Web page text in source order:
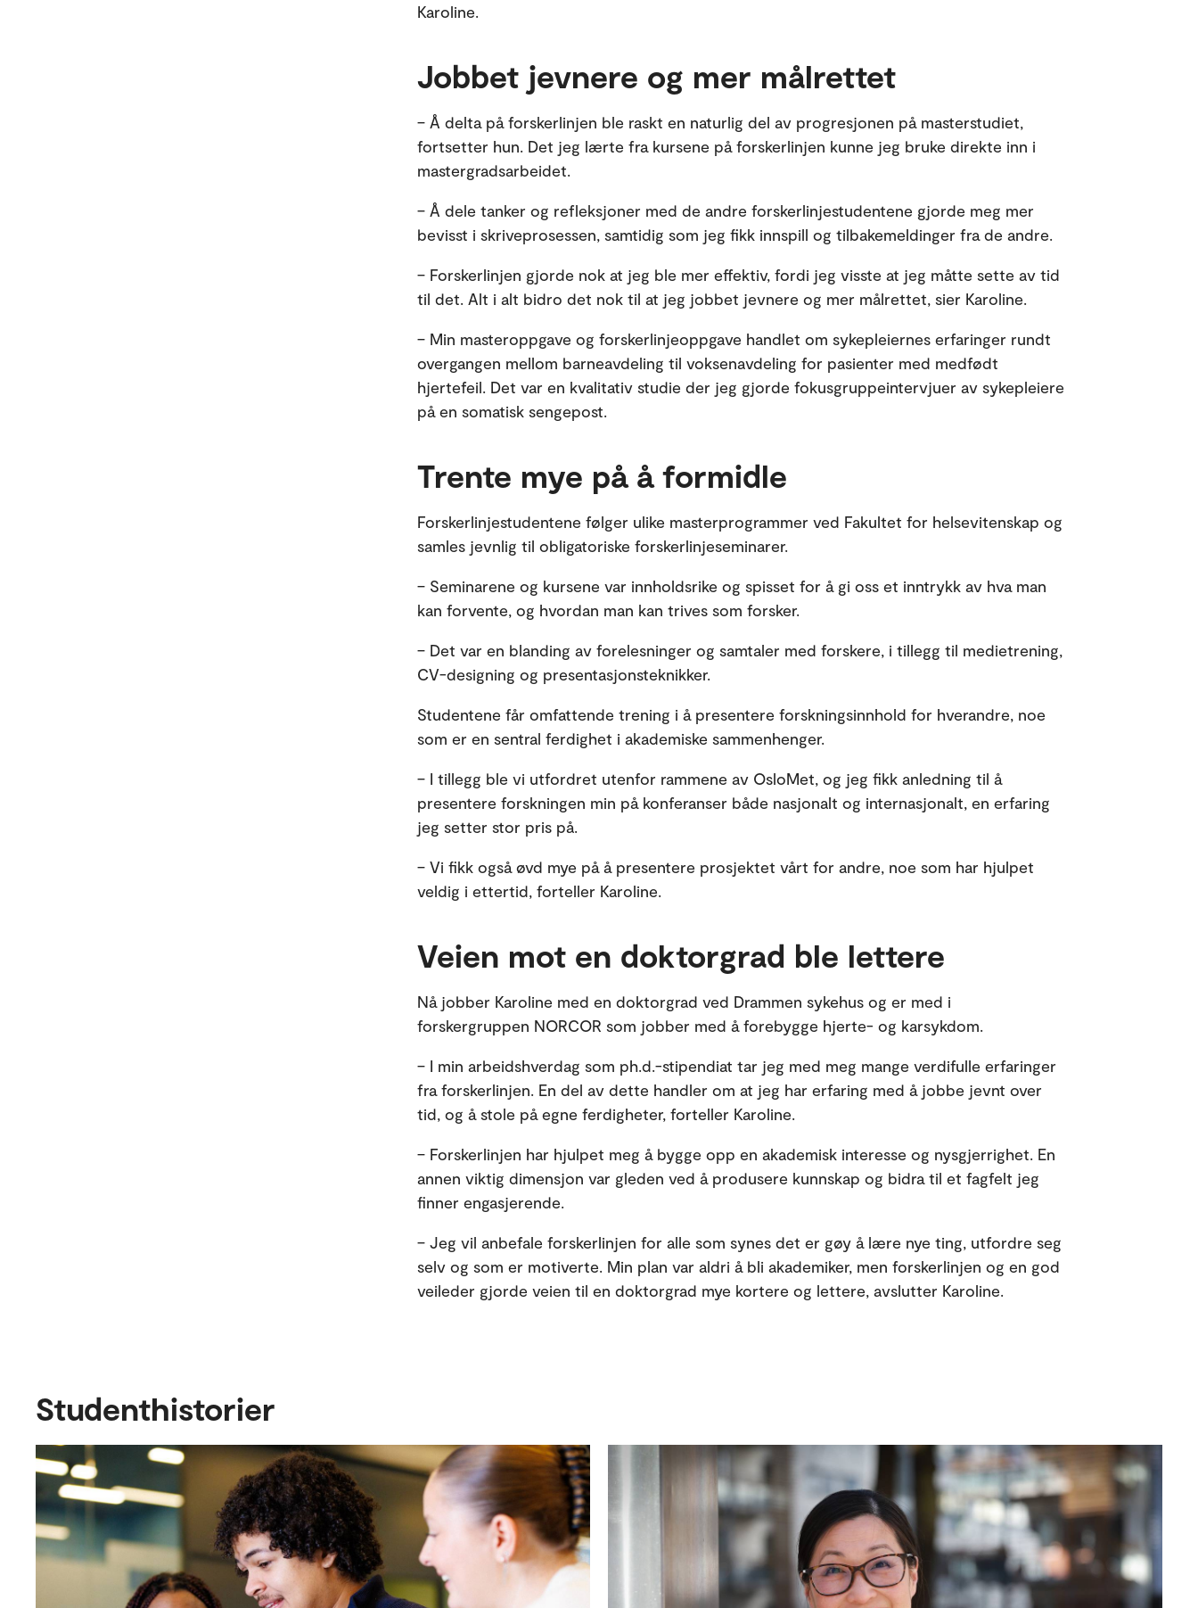
Karoline.
Jobbet jevnere og mer målrettet
– Å delta på forskerlinjen ble raskt en naturlig del av progresjonen på masterstudiet,
fortsetter hun. Det jeg lærte fra kursene på forskerlinjen kunne jeg bruke direkte inn i
mastergradsarbeidet.
– Å dele tanker og refleksjoner med de andre forskerlinjestudentene gjorde meg mer
bevisst i skriveprosessen, samtidig som jeg fikk innspill og tilbakemeldinger fra de andre.
– Forskerlinjen gjorde nok at jeg ble mer effektiv, fordi jeg visste at jeg måtte sette av tid
til det. Alt i alt bidro det nok til at jeg jobbet jevnere og mer målrettet, sier Karoline.
– Min masteroppgave og forskerlinjeoppgave handlet om sykepleiernes erfaringer rundt
overgangen mellom barneavdeling til voksenavdeling for pasienter med medfødt
hjertefeil. Det var en kvalitativ studie der jeg gjorde fokusgruppeintervjuer av sykepleiere
på en somatisk sengepost.
Trente mye på å formidle
Forskerlinjestudentene følger ulike masterprogrammer ved Fakultet for helsevitenskap og
samles jevnlig til obligatoriske forskerlinjeseminarer.
– Seminarene og kursene var innholdsrike og spisset for å gi oss et inntrykk av hva man
kan forvente, og hvordan man kan trives som forsker.
– Det var en blanding av forelesninger og samtaler med forskere, i tillegg til medietrening,
CV-designing og presentasjonsteknikker.
Studentene får omfattende trening i å presentere forskningsinnhold for hverandre, noe
som er en sentral ferdighet i akademiske sammenhenger.
– I tillegg ble vi utfordret utenfor rammene av OsloMet, og jeg fikk anledning til å
presentere forskningen min på konferanser både nasjonalt og internasjonalt, en erfaring
jeg setter stor pris på.
– Vi fikk også øvd mye på å presentere prosjektet vårt for andre, noe som har hjulpet
veldig i ettertid, forteller Karoline.
Veien mot en doktorgrad ble lettere
Nå jobber Karoline med en doktorgrad ved Drammen sykehus og er med i
forskergruppen NORCOR som jobber med å forebygge hjerte- og karsykdom.
– I min arbeidshverdag som ph.d.-stipendiat tar jeg med meg mange verdifulle erfaringer
fra forskerlinjen. En del av dette handler om at jeg har erfaring med å jobbe jevnt over
tid, og å stole på egne ferdigheter, forteller Karoline.
– Forskerlinjen har hjulpet meg å bygge opp en akademisk interesse og nysgjerrighet. En
annen viktig dimensjon var gleden ved å produsere kunnskap og bidra til et fagfelt jeg
finner engasjerende.
– Jeg vil anbefale forskerlinjen for alle som synes det er gøy å lære nye ting, utfordre seg
selv og som er motiverte. Min plan var aldri å bli akademiker, men forskerlinjen og en god
veileder gjorde veien til en doktorgrad mye kortere og lettere, avslutter Karoline.
Studenthistorier